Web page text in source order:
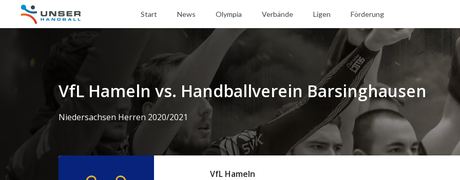
Start News Olympia Verbände Ligen Förderung
VfL Hameln vs. Handballverein Barsinghausen
Niedersachsen Herren 2020/2021
VfL Hameln